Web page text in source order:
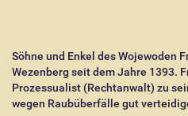
Söhne und Enkel des Wojewoden
Wezenberg seit dem Jahre 1393.
Prozessualist (Rechtanwalt) zu
wegen Raubüberfälle gut